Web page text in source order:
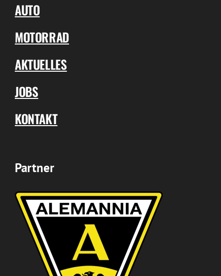
AUTO
MOTORRAD
AKTUELLES
JOBS
KONTAKT
Partner